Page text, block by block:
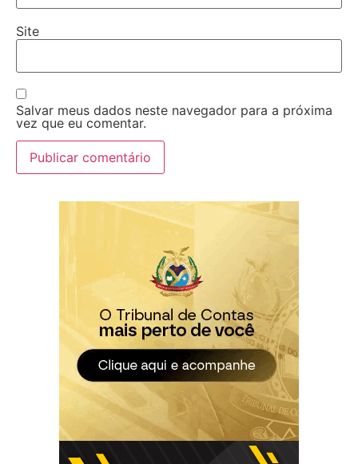
Site
Salvar meus dados neste navegador para a próxima
vez que eu comentar.